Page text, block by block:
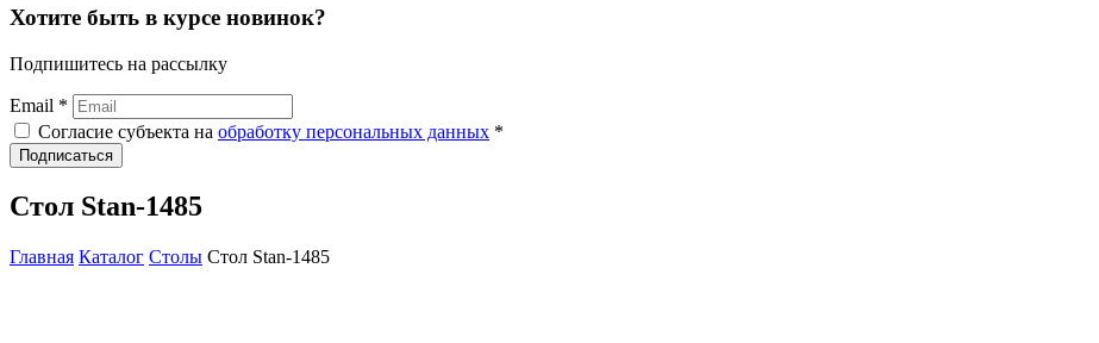
Хотите быть в курсе новинок?
Подпишитесь на рассылку
Email *
Согласие субъекта на обработку персональных данных *
Подписаться
Стол Stan-1485
Главная Каталог Столы Стол Stan-1485